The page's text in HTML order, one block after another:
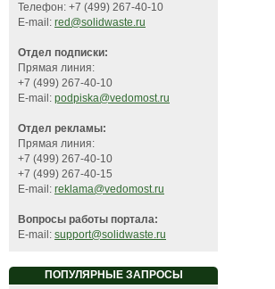
Телефон: +7 (499) 267-40-10
E-mail: red@solidwaste.ru
Отдел подписки:
Прямая линия:
+7 (499) 267-40-10
E-mail: podpiska@vedomost.ru
Отдел рекламы:
Прямая линия:
+7 (499) 267-40-10
+7 (499) 267-40-15
E-mail: reklama@vedomost.ru
Вопросы работы портала:
E-mail: support@solidwaste.ru
ПОПУЛЯРНЫЕ ЗАПРОСЫ